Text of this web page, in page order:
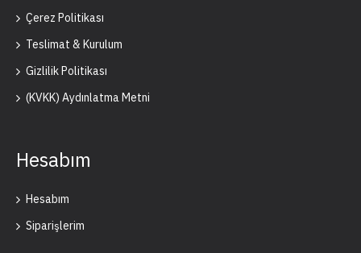
Çerez Politikası
Teslimat & Kurulum
Gizlilik Politikası
(KVKK) Aydınlatma Metni
Hesabım
Hesabım
Siparişlerim